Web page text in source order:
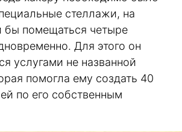
стеллажи, на
бы помещаться четыре
Для этого он
услугами не названной
помогла ему создать 40
по его собственным